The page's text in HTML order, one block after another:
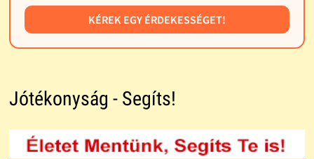
KÉREK EGY ÉRDEKESSÉGET!
Jótékonyság - Segíts!